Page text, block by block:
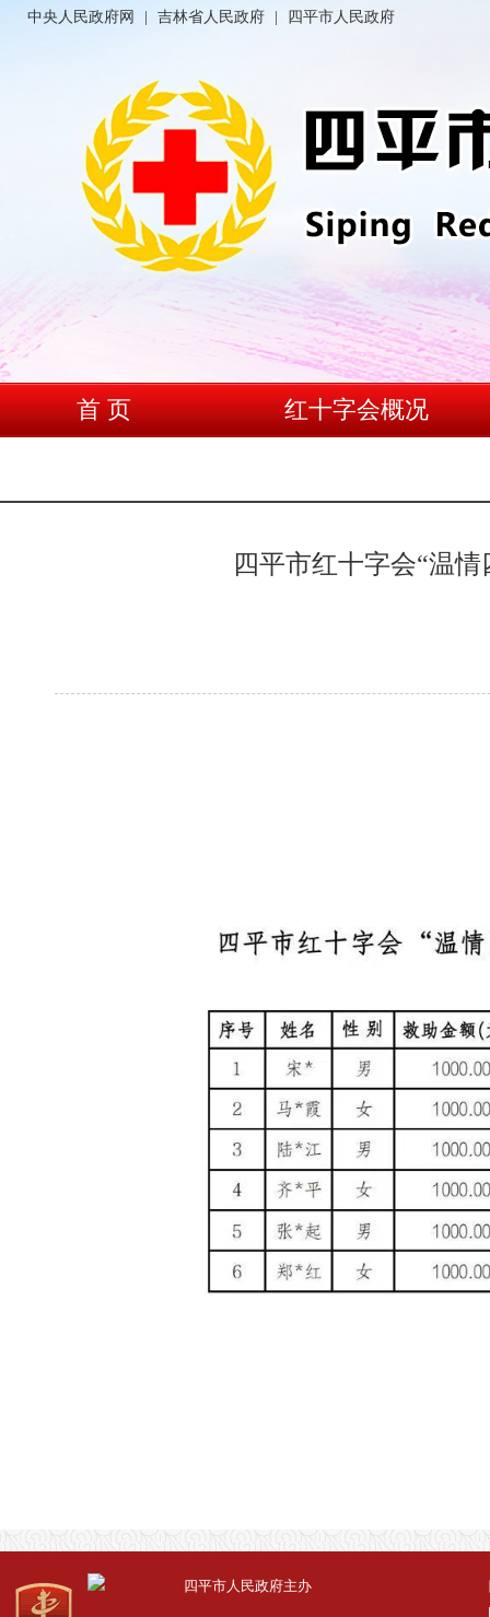
中央人民政府网 吉林省人民政府 四平市人民政府
首 页 红十字会概况
四平市红十字会“温
四平市人民政府主办